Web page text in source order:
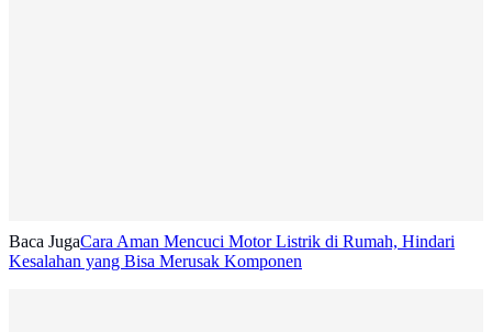
Baca JugaCara Aman Mencuci Motor Listrik di Rumah, Hindari
Kesalahan yang Bisa Merusak Komponen